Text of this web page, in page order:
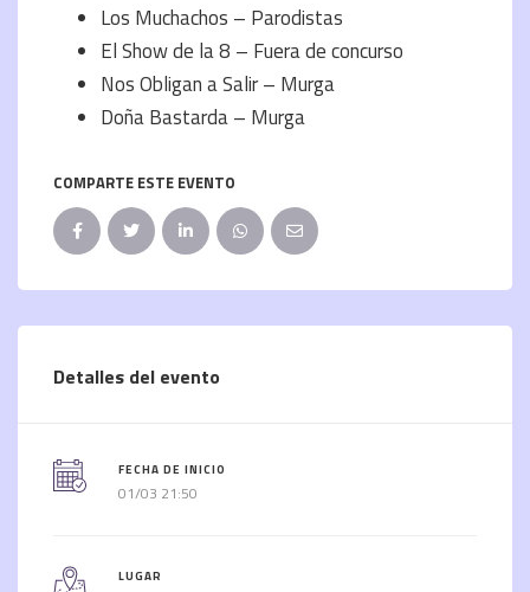
Los Muchachos – Parodistas
El Show de la 8 – Fuera de concurso
Nos Obligan a Salir – Murga
Doña Bastarda – Murga
COMPARTE ESTE EVENTO
Detalles del evento
FECHA DE INICIO
01/03 21:50
LUGAR